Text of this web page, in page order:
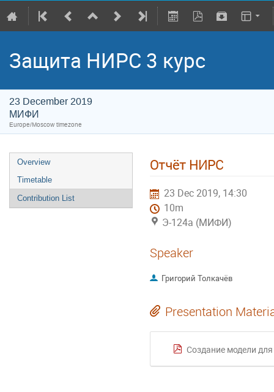
Защита НИРС 3 курс
23 December 2019
МИФИ
Europe/Moscow timezone
Overview
Timetable
Contribution List
Отчёт НИРС
23 Dec 2019, 14:30
10m
Э-124а (МИФИ)
Speaker
Григорий Толкачёв
Presentation
Создание модели для